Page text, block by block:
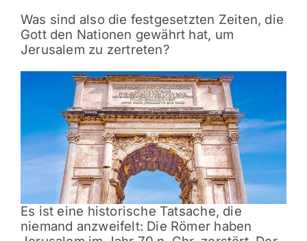
Was sind also die festgesetzten Zeiten, die
Gott den Nationen gewährt hat, um
Jerusalem zu zertreten?
Es ist eine historische Tatsache, die
niemand anzweifelt: Die Römer haben